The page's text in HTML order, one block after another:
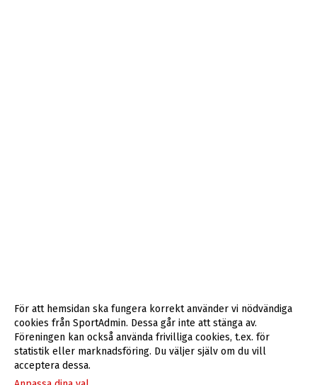
För att hemsidan ska fungera korrekt använder vi nödvändiga
cookies från SportAdmin. Dessa går inte att stänga av.
Föreningen kan också använda frivilliga cookies, t.ex. för
statistik eller marknadsföring. Du väljer själv om du vill
acceptera dessa.